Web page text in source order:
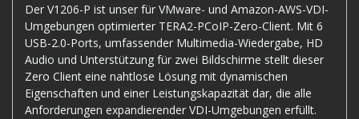
Der V1206-P ist unser für VMware- und Amazon-AWS-VDI-
Umgebungen optimierter TERA2-PCoIP-Zero-Client. Mit 6
USB-2.0-Ports, umfassender Multimedia-Wiedergabe, HD
Audio und Unterstützung für zwei Bildschirme stellt dieser
Zero Client eine nahtlose Lösung mit dynamischen
Eigenschaften und einer Leistungskapazität dar, die alle
Anforderungen expandierender VDI-Umgebungen erfüllt.